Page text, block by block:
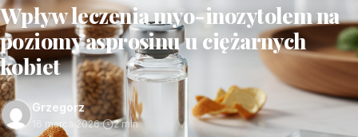
Wpływ leczenia myo-inozytolem na
poziomy asprosinu u ciężarnych
kobiet
Grzegorz
16 marca 2026· 2 min